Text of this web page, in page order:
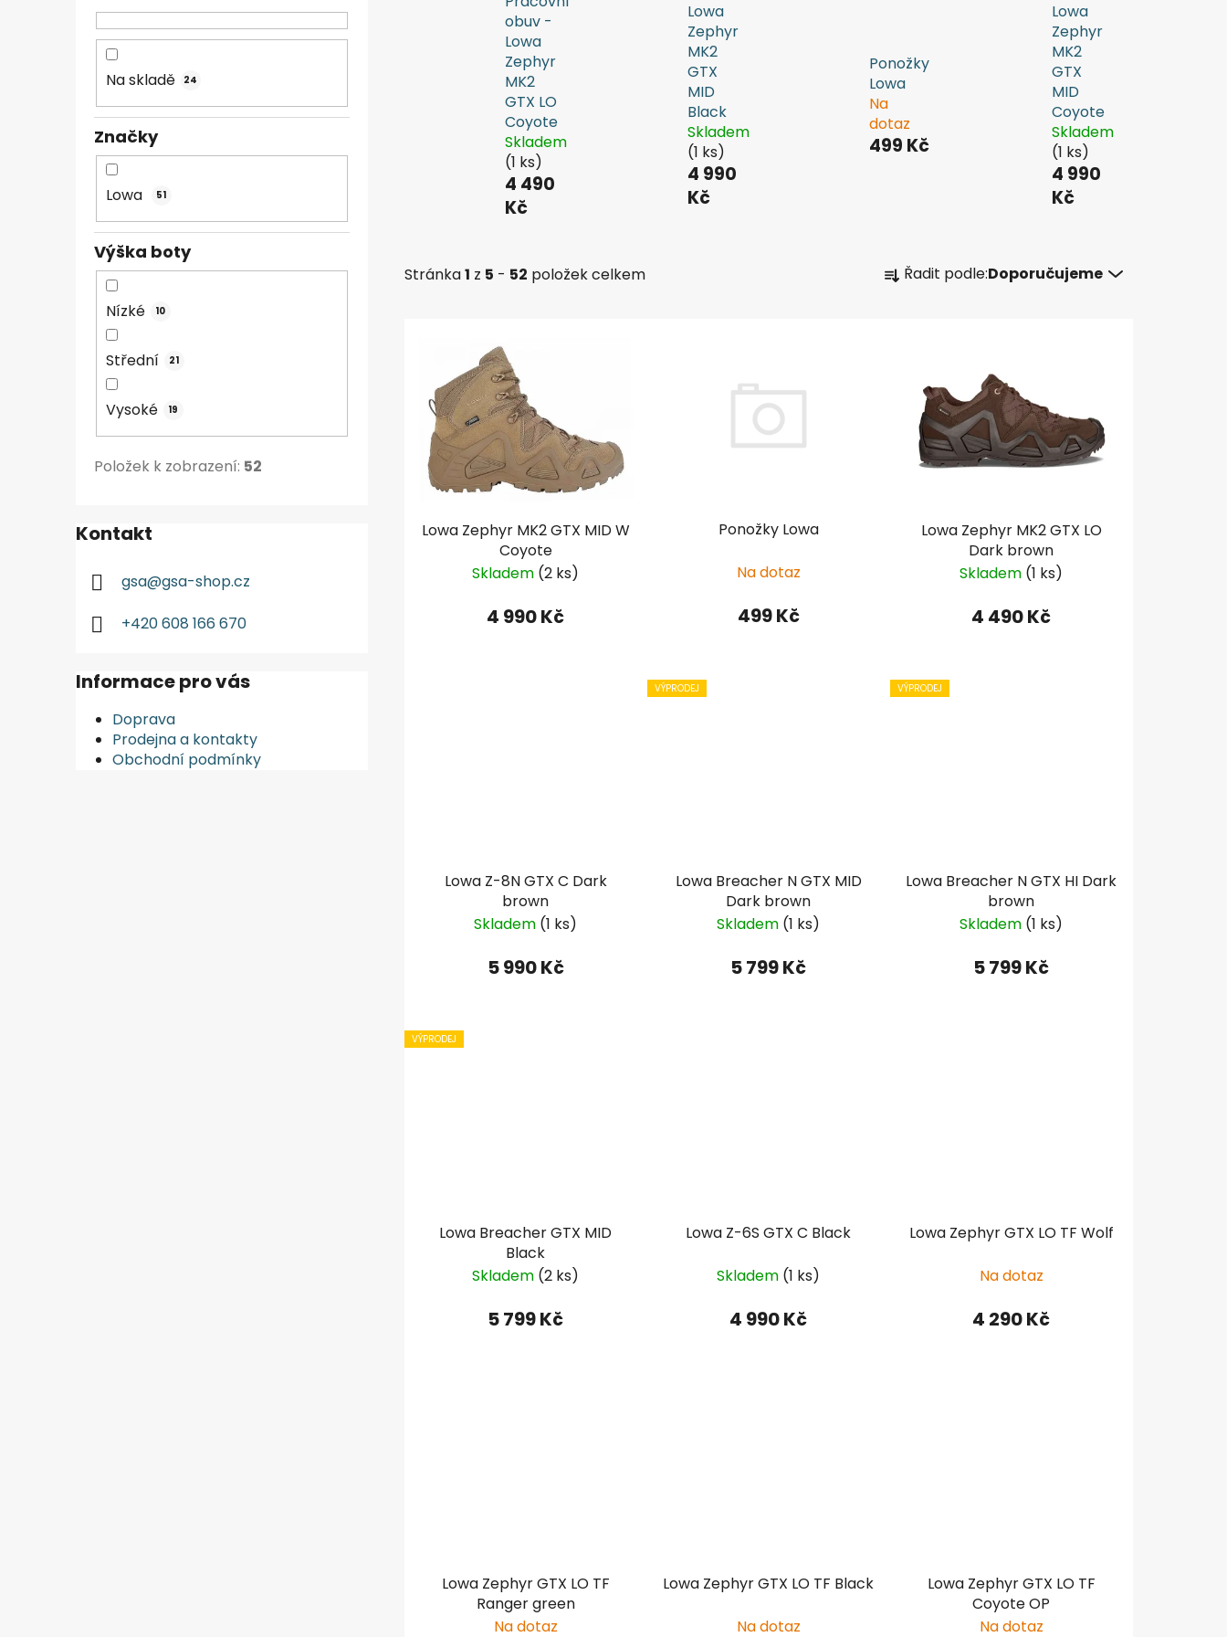
Na skladě 24
Značky
Lowa 51
Výška boty
Nízké 10
Střední 21
Vysoké 19
Položek k zobrazení: 52
Kontakt
gsa@gsa-shop.cz
+420 608 166 670
Informace pro vás
Doprava
Prodejna a kontakty
Obchodní podmínky
obuv -
Lowa
Zephyr
MK2
GTX LO
Coyote
Skladem
(1 ks)
4 490
Kč
Lowa
Zephyr
MK2
GTX
MID
Black
Skladem
(1 ks)
4 990
Kč
Ponožky
Lowa
Na
dotaz
499 Kč
Lowa
Zephyr
MK2
GTX
MID
Coyote
Skladem
(1 ks)
4 990
Kč
Stránka1 z 5 - 52 položek celkem a Řadit podle:Doporučujeme
Lowa Zephyr MK2 GTX MID W
Coyote
Skladem (2 ks)
4 990 Kč
Ponožky Lowa
Na dotaz
499 Kč
Lowa Zephyr MK2 GTX LO
Dark brown
Skladem (1 ks)
4 490 Kč
Lowa Z-8N GTX C Dark
brown
Skladem (1 ks)
5 990 Kč
VÝPRODEJ
Lowa Breacher N GTX MID
Dark brown
Skladem (1 ks)
5 799 Kč
VÝPRODEJ
Lowa Breacher N GTX HI Dark
brown
Skladem (1 ks)
5 799 Kč
VÝPRODEJ
Lowa Breacher GTX MID
Black
Skladem (2 ks)
5 799 Kč
Lowa Z-6S GTX C Black
Skladem (1 ks)
4 990 Kč
Lowa Zephyr GTX LO TF Wolf
Na dotaz
4 290 Kč
Lowa Zephyr GTX LO TF
Ranger green
Na dotaz
Lowa Zephyr GTX LO TF Black
Na dotaz
Lowa Zephyr GTX LO TF
Coyote OP
Na dotaz